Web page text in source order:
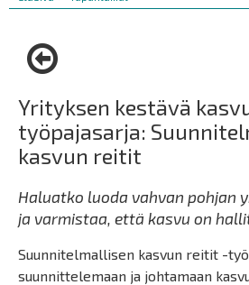
Yrityksen kestävä
työpajasarja:
kasvun reitit
Haluatko luoda vahvan pohjan
ja varmistaa, että kasvu on
Suunnitelmallisen kasvun reitit -
suunnittelemaan ja johtamaan